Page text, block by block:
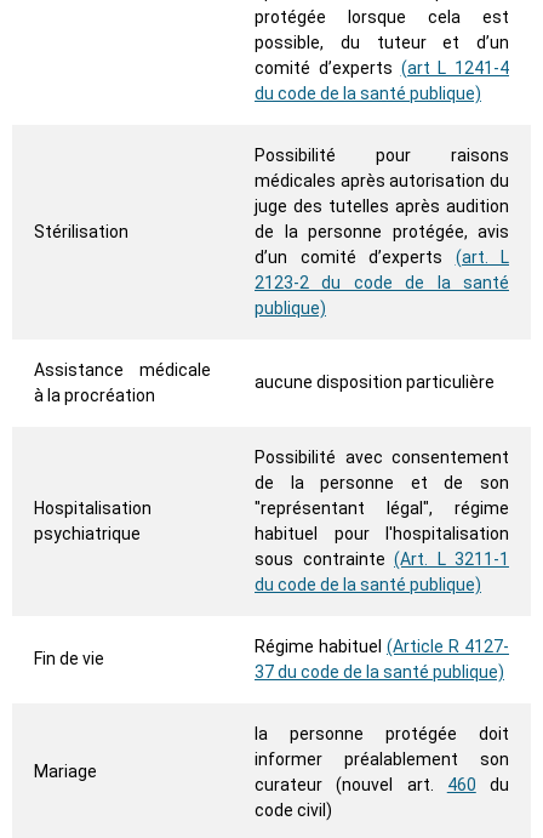
protégée lorsque cela est
possible, du tuteur et d’un
comité d’experts (art L 1241-4
du code de la santé publique)
Stérilisation
Possibilité pour raisons
médicales après autorisation du
juge des tutelles après audition
de la personne protégée, avis
d’un comité d’experts (art. L
2123-2 du code de la santé
publique)
Assistance médicale
à la procréation
aucune disposition particulière
Hospitalisation
psychiatrique
Possibilité avec consentement
de la personne et de son
"représentant légal", régime
habituel pour l'hospitalisation
sous contrainte (Art. L 3211-1
du code de la santé publique)
Fin de vie
Régime habituel (Article R 4127-
37 du code de la santé publique)
Mariage
la personne protégée doit
informer préalablement son
curateur (nouvel art. 460 du
code civil)